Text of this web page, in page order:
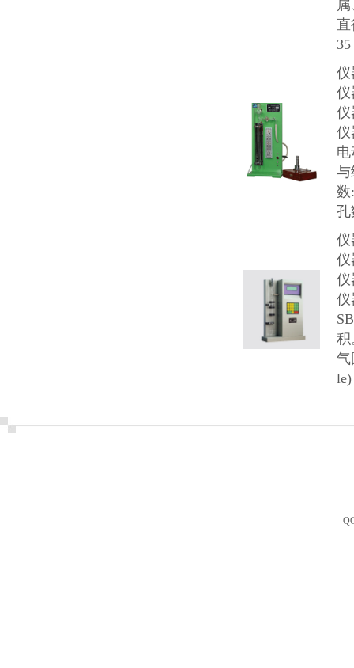
直
仪
仪
仪
仪
与
数
孔
仪
仪
仪
仪
积
气